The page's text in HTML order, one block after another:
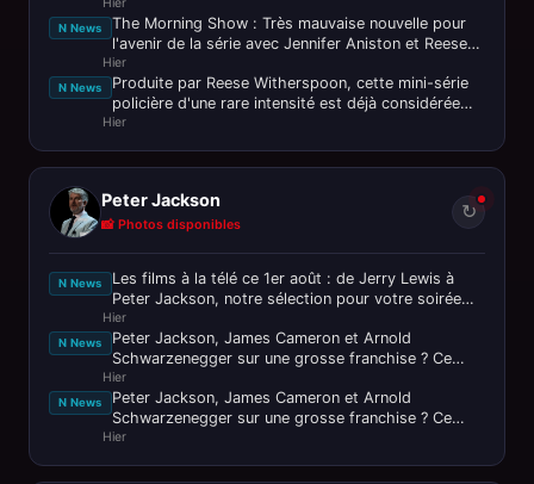
Witherspoon
Hier
N News
The Morning Show : Très mauvaise nouvelle pour
l'avenir de la série avec Jennifer Aniston et Reese
Witherspoon
Hier
N News
Produite par Reese Witherspoon, cette mini-série
policière d'une rare intensité est déjà considérée
comme le thriller de
Hier
Peter Jackson
📸 Photos disponibles
↻
N News
Les films à la télé ce 1er août : de Jerry Lewis à
Peter Jackson, notre sélection pour votre soirée
ciné
Hier
N News
Peter Jackson, James Cameron et Arnold
Schwarzenegger sur une grosse franchise ? Ce
n’est pas passé loin !
Hier
N News
Peter Jackson, James Cameron et Arnold
Schwarzenegger sur une grosse franchise ? Ce
n’est pas passé loin !
Hier